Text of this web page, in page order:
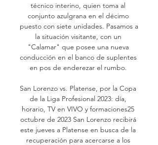
técnico interino, quien toma al
conjunto azulgrana en el décimo
puesto con siete unidades. Pasamos a
la situación visitante, con un
"Calamar" que posee una nueva
conducción en el banco de suplentes
en pos de enderezar el rumbo.
San Lorenzo vs. Platense, por la Copa
de la Liga Profesional 2023: día,
horario, TV en VIVO y formaciones25
octubre de 2023 San Lorenzo recibirá
este jueves a Platense en busca de la
recuperación para acercarse a los